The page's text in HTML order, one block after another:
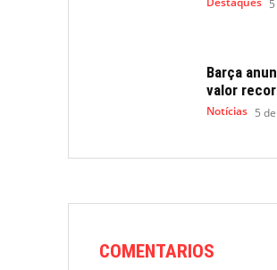
Barça
valor
Notícias 5
COMENTARIOS